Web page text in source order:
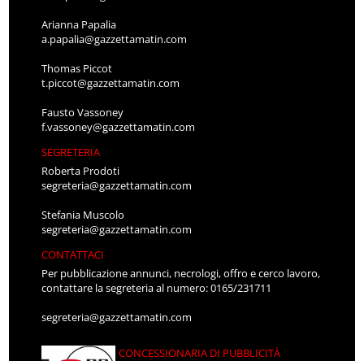
Arianna Papalia
a.papalia@gazzettamatin.com
Thomas Piccot
t.piccot@gazzettamatin.com
Fausto Vassoney
f.vassoney@gazzettamatin.com
SEGRETERIA
Roberta Prodoti
segreteria@gazzettamatin.com
Stefania Muscolo
segreteria@gazzettamatin.com
CONTATTACI
Per pubblicazione annunci, necrologi, offro e cerco lavoro,
contattare la segreteria al numero: 0165/231711
segreteria@gazzettamatin.com
CONCESSIONARIA DI PUBBLICITÀ